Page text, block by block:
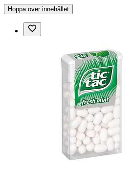
Hoppa över innehållet